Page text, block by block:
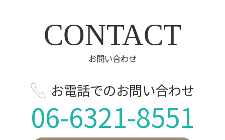
CONTACT
お問い合わせ
お電話でのお問い合わせ
06-6321-8551